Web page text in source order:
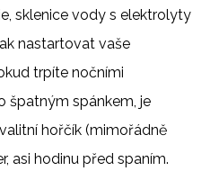
sklenice vody s elektrolyty
nastartovat vaše
trpíte nočními
špatným spánkem, je
hořčík (mimořádně
asi hodinu před spaním.